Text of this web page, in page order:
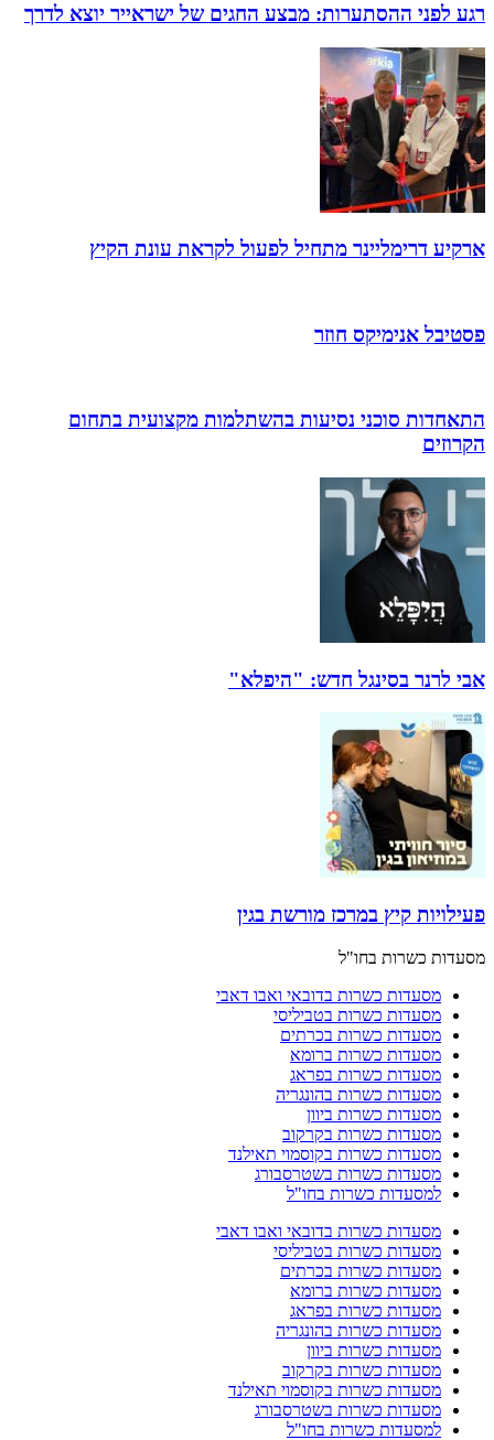
רגע לפני ההסתערות: מבצע החגים של ישראייר יוצא לדרך
ארקיע דרימליינר מתחיל לפעול לקראת עונת הקיץ
פסטיבל אנימיקס חוזר
התאחדות סוכני נסיעות בהשתלמות מקצועית בתחום
הקרוזים
אבי לרנר בסינגל חדש: "היפלא"
פעילויות קיץ במרכז מורשת בגין
מסעדות כשרות בחו"ל
מסעדות כשרות בדובאי ואבו דאבי
מסעדות כשרות בטביליסי
מסעדות כשרות בכרתים
מסעדות כשרות ברומא
מסעדות כשרות בפראג
מסעדות כשרות בהונגריה
מסעדות כשרות ביוון
מסעדות כשרות בקרקוב
מסעדות כשרות בקוסמוי תאילנד
מסעדות כשרות בשטרסבורג
למסעדות כשרות בחו"ל
מסעדות כשרות בדובאי ואבו דאבי
מסעדות כשרות בטביליסי
מסעדות כשרות בכרתים
מסעדות כשרות ברומא
מסעדות כשרות בפראג
מסעדות כשרות בהונגריה
מסעדות כשרות ביוון
מסעדות כשרות בקרקוב
מסעדות כשרות בקוסמוי תאילנד
מסעדות כשרות בשטרסבורג
למסעדות כשרות בחו"ל